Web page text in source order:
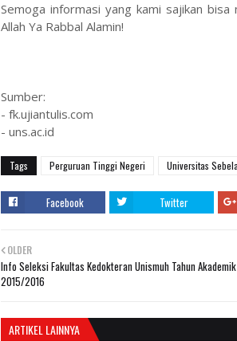
Semoga informasi yang kami sajikan
Allah Ya Rabbal Alamin!
Sumber:
- fk.ujiantulis.com
- uns.ac.id
Tags Perguruan Tinggi Negeri Universitas
Facebook Twitter
OLDER
Info Seleksi Fakultas Kedokteran Unismuh Tahun Akademik
2015/2016
ARTIKEL LAINNYA